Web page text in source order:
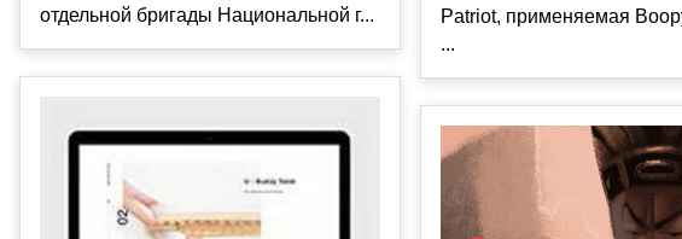
отдельной бригады Национальной г...
Patriot, применяемая
...